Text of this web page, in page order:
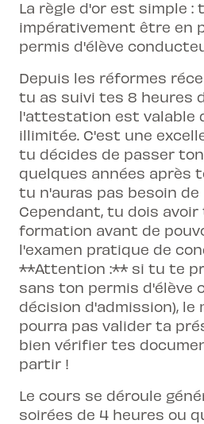
La règle d'or est simple :
impérativement être en
permis d'élève
Depuis les réformes
tu as suivi tes 8 heures
l'attestation est valable
illimitée. C'est une
tu décides de passer
quelques années après
tu n'auras pas besoin de
Cependant, tu dois
formation avant de
l'examen pratique de
**Attention :** si tu te
sans ton permis d'élève
décision d'admission), le
pourra pas valider ta
bien vérifier tes
partir !
Le cours se déroule
soirées de 4 heures ou